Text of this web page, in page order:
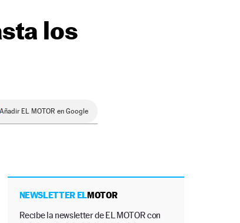
los
Añadir EL MOTOR en Google
NEWSLETTER ELMOTOR
Recibe la newsletter de EL MOTOR con